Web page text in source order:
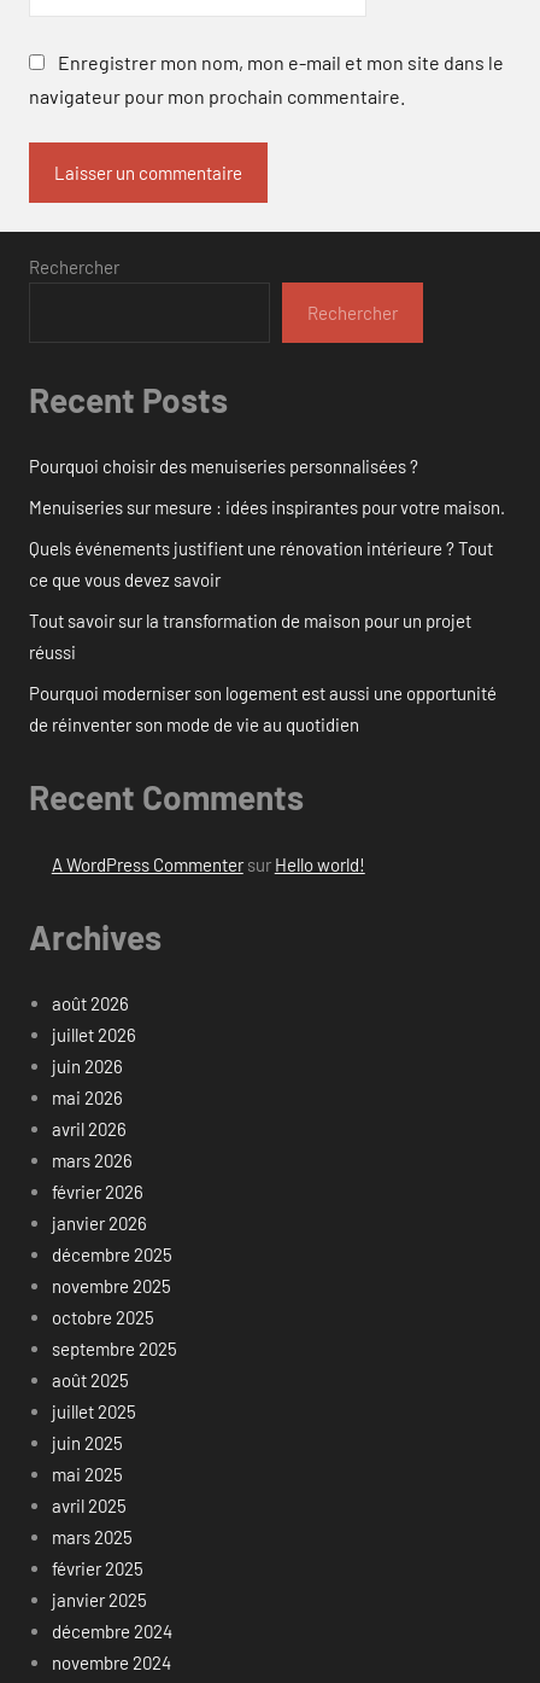
Enregistrer mon nom, mon e-mail et mon site dans le
navigateur pour mon prochain commentaire.
Rechercher
Rechercher
Recent Posts
Pourquoi choisir des menuiseries personnalisées ?
Menuiseries sur mesure : idées inspirantes pour votre maison.
Quels événements justifient une rénovation intérieure ? Tout
ce que vous devez savoir
Tout savoir sur la transformation de maison pour un projet
réussi
Pourquoi moderniser son logement est aussi une opportunité
de réinventer son mode de vie au quotidien
Recent Comments
A WordPress Commentersur Hello world!
Archives
août 2026
juillet 2026
juin 2026
mai 2026
avril 2026
mars 2026
février 2026
janvier 2026
décembre 2025
novembre 2025
octobre 2025
septembre 2025
août 2025
juillet 2025
juin 2025
mai 2025
avril 2025
mars 2025
février 2025
janvier 2025
décembre 2024
novembre 2024